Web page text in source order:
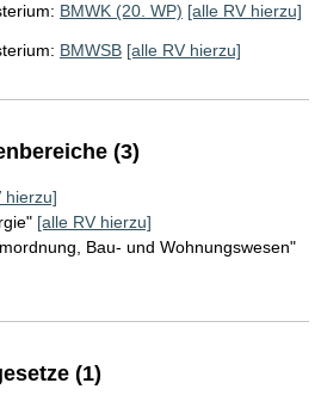
BMWK (20. WP) [alle RV hierzu]
BMWSB [alle RV hierzu]
(3)
hierzu]
[alle RV hierzu]
Bau- und Wohnungswesen"
(1)